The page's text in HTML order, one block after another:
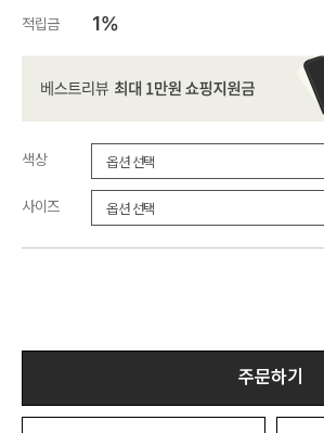
적립금 1%
색상
사이즈
주문하기